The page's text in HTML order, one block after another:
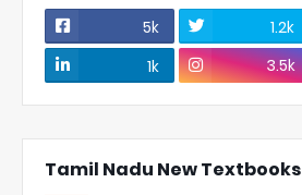
5k 1.2k
1k
3.5k
Tamil Nadu New Textbooks